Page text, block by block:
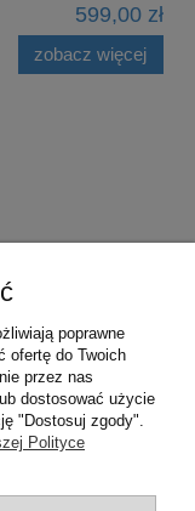
599,00 zł
zobacz więcej
sklepu. Nie
kupili dany
decydowania o
poprawne
ofertę do Twoich
przez nas
dostosować użycie
"Dostosuj zgody".
Polityce